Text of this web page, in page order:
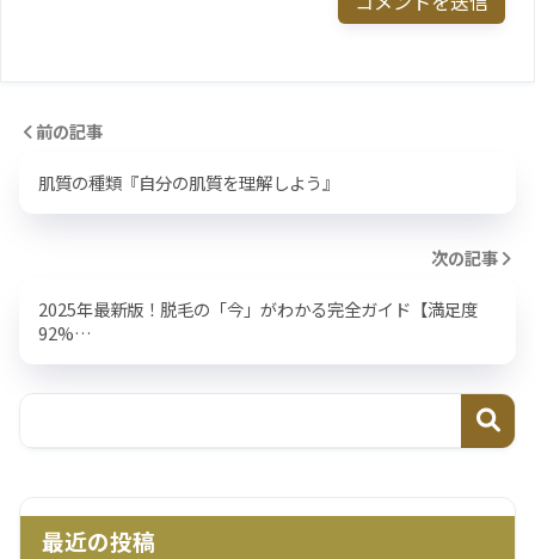
前の記事
肌質の種類『自分の肌質を理解しよう』
次の記事
2025年最新版！脱毛の「今」がわかる完全ガイド【満足度
92%…
最近の投稿